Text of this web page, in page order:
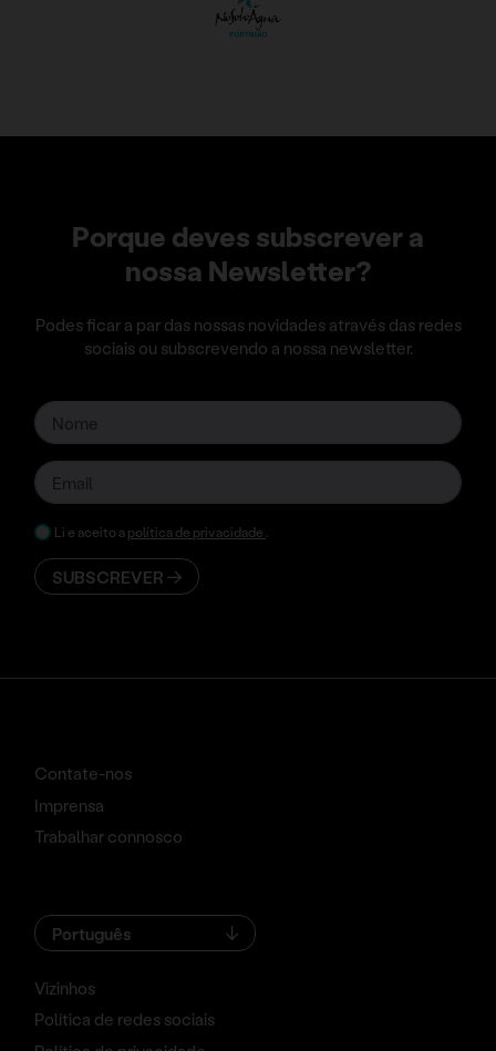
Porque deves subscrever a
nossa Newsletter?
Podes ficar a par das nossas novidades através das redes
sociais ou subscrevendo a nossa newsletter.
Li e aceito a política de privacidade .
SUBSCREVER
Contate-nos
Imprensa
Trabalhar connosco
Português
Vizinhos
Política de redes sociais